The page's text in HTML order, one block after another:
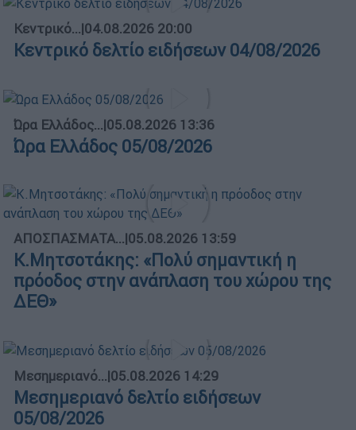
Κεντρικό...|04.08.2026 20:00
Κεντρικό δελτίο ειδήσεων 04/08/2026
Ώρα Ελλάδος...|05.08.2026 13:36
Ώρα Ελλάδος 05/08/2026
ΑΠΟΣΠΑΣΜΑΤΑ...|05.08.2026 13:59
Κ.Μητσοτάκης: «Πολύ σημαντική η
πρόοδος στην ανάπλαση του χώρου της
ΔΕΘ»
Μεσημεριανό...|05.08.2026 14:29
Μεσημεριανό δελτίο ειδήσεων
05/08/2026